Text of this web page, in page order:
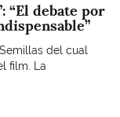
“El debate por
del cual
film. La